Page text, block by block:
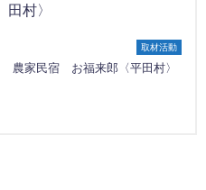
取材活動
農家民宿 お福来郎〈平田村〉